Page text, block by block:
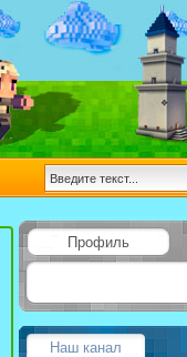
Профиль
Наш канал